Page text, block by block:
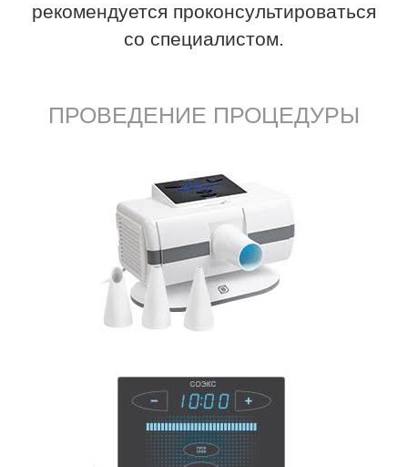
рекомендуется проконсультироваться
со специалистом.
ПРОВЕДЕНИЕ ПРОЦЕДУРЫ